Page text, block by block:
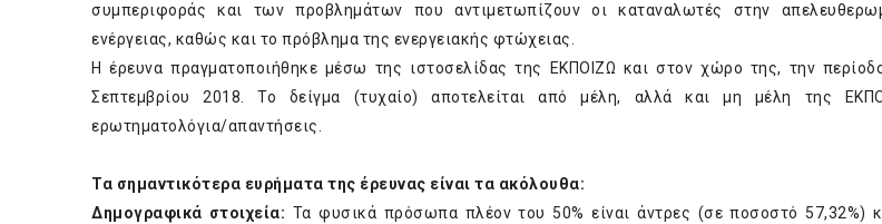
συμπεριφοράς και των προβλημάτων που αντιμετωπίζουν οι καταναλωτές στην
ενέργειας, καθώς και το πρόβλημα της ενεργειακής φτώχειας.
Η έρευνα πραγματοποιήθηκε μέσω της ιστοσελίδας της ΕΚΠΟΙΖΩ και στον χώρο της, την
Σεπτεμβρίου 2018. Το δείγμα (τυχαίο) αποτελείται από μέλη, αλλά και μη μέλη της
ερωτηματολόγια/απαντήσεις.
Τα σημαντικότερα ευρήματα της έρευνας είναι τα ακόλουθα:
Δημογραφικά στοιχεία: Τα φυσικά πρόσωπα πλέον του 50% είναι άντρες (σε ποσοστό 57,32%)